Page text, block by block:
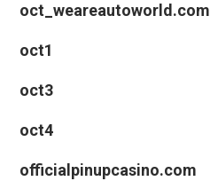
oct_weareautoworld.com
oct1
oct3
oct4
officialpinupcasino.com